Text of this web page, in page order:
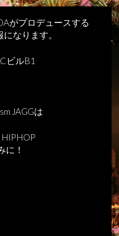
がプロデュースする
になります。
ビルB1
JAGGは
に！